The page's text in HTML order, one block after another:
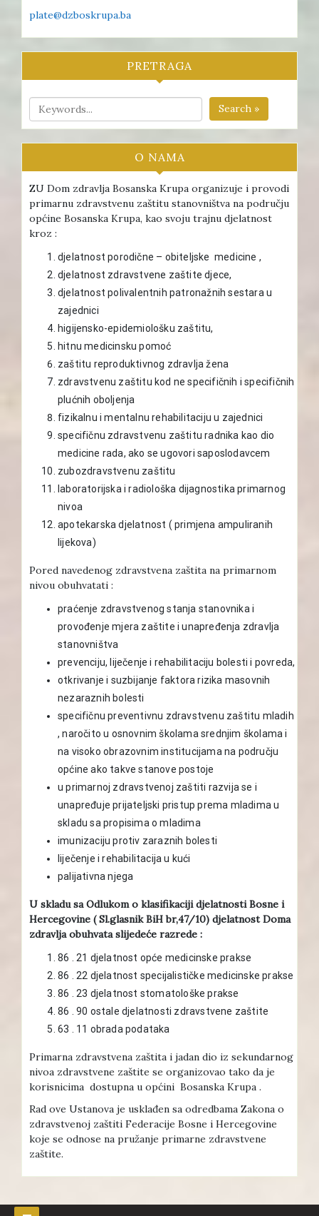
plate@dzboskrupa.ba
PRETRAGA
Search »
O NAMA
ZU Dom zdravlja Bosanska Krupa organizuje i provodi
primarnu zdravstvenu zaštitu stanovništva na području
općine Bosanska Krupa, kao svoju trajnu djelatnost
kroz :
djelatnost porodične – obiteljske medicine ,
djelatnost zdravstvene zaštite djece,
djelatnost polivalentnih patronažnih sestara u
zajednici
higijensko-epidemiološku zaštitu,
hitnu medicinsku pomoć
zaštitu reproduktivnog zdravlja žena
zdravstvenu zaštitu kod ne specifičnih i specifičnih
plućnih oboljenja
fizikalnu i mentalnu rehabilitaciju u zajednici
specifičnu zdravstvenu zaštitu radnika kao dio
medicine rada, ako se ugovori saposlodavcem
zubozdravstvenu zaštitu
laboratorijska i radiološka dijagnostika primarnog
nivoa
apotekarska djelatnost ( primjena ampuliranih
lijekova)
Pored navedenog zdravstvena zaštita na primarnom
nivou obuhvatati :
praćenje zdravstvenog stanja stanovnika i
provođenje mjera zaštite i unapređenja zdravlja
stanovništva
prevenciju, liječenje i rehabilitaciju bolesti i povreda,
otkrivanje i suzbijanje faktora rizika masovnih
nezaraznih bolesti
specifičnu preventivnu zdravstvenu zaštitu mladih
, naročito u osnovnim školama srednjim školama i
na visoko obrazovnim institucijama na području
općine ako takve stanove postoje
u primarnoj zdravstvenoj zaštiti razvija se i
unapređuje prijateljski pristup prema mladima u
skladu sa propisima o mladima
imunizaciju protiv zaraznih bolesti
liječenje i rehabilitacija u kući
palijativna njega
U skladu sa Odlukom o klasifikaciji djelatnosti Bosne i
Hercegovine ( Sl.glasnik BiH br,47/10) djelatnost Doma
zdravlja obuhvata slijedeće razrede :
86 . 21 djelatnost opće medicinske prakse
86 . 22 djelatnost specijalističke medicinske prakse
86 . 23 djelatnost stomatološke prakse
86 . 90 ostale djelatnosti zdravstvene zaštite
63 . 11 obrada podataka
Primarna zdravstvena zaštita i jadan dio iz sekundarnog
nivoa zdravstvene zaštite se organizovao tako da je
korisnicima dostupna u općini Bosanska Krupa .
Rad ove Ustanova je usklađen sa odredbama Zakona o
zdravstvenoj zaštiti Federacije Bosne i Hercegovine
koje se odnose na pružanje primarne zdravstvene
zaštite.